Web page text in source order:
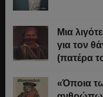
Μια
για τον
(πατέρα
«Όποια